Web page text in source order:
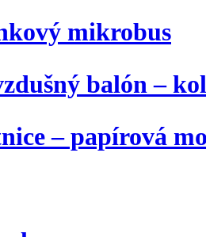
mikrobus
balón –
– papírová